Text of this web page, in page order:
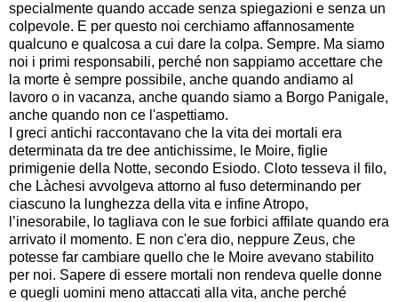
specialmente quando accade senza spiegazioni e senza un
colpevole. E per questo noi cerchiamo affannosamente
qualcuno e qualcosa a cui dare la colpa. Sempre. Ma siamo
noi i primi responsabili, perché non sappiamo accettare che
la morte è sempre possibile, anche quando andiamo al
lavoro o in vacanza, anche quando siamo a Borgo Panigale,
anche quando non ce l'aspettiamo.
I greci antichi raccontavano che la vita dei mortali era
determinata da tre dee antichissime, le Moire, figlie
primigenie della Notte, secondo Esiodo. Cloto tesseva il filo,
che Làchesi avvolgeva attorno al fuso determinando per
ciascuno la lunghezza della vita e infine Atropo,
l’inesorabile, lo tagliava con le sue forbici affilate quando era
arrivato il momento. E non c'era dio, neppure Zeus, che
potesse far cambiare quello che le Moire avevano stabilito
per noi. Sapere di essere mortali non rendeva quelle donne
e quegli uomini meno attaccati alla vita, anche perché